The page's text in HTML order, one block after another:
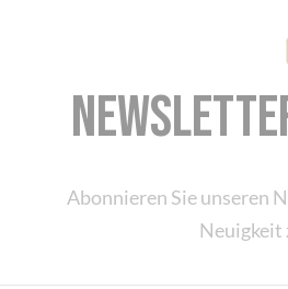
Abonnieren Sie unseren
Neuigkeit